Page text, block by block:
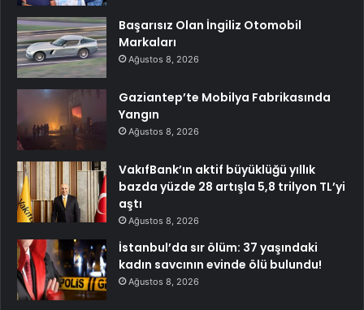
Başarısız Olan İngiliz Otomobil
Markaları
Ağustos 8, 2026
Gaziantep’te Mobilya Fabrikasında
Yangın
Ağustos 8, 2026
VakıfBank’ın aktif büyüklüğü yıllık
bazda yüzde 28 artışla 5,8 trilyon TL’yi
aştı
Ağustos 8, 2026
İstanbul’da sır ölüm: 37 yaşındaki
kadın savcının evinde ölü bulundu!
Ağustos 8, 2026